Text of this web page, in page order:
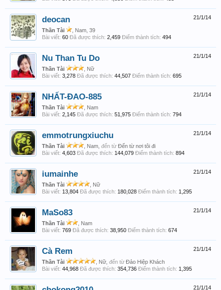
21/1/14
deocan
Thần Tài
, Nam, 39
Bài viết: 60 Đã được thích: 2,459 Điểm thành tích: 494
21/1/14
Nu Than Tu Do
Thần Tài
, Nữ
Bài viết: 3,278 Đã được thích: 44,507 Điểm thành tích: 695
21/1/14
NHẤT-ĐAO-885
Thần Tài
, Nam
Bài viết: 2,145 Đã được thích: 51,975 Điểm thành tích: 794
21/1/14
emmotrungxiuchu
Thần Tài , Nam, đến từ Đến từ nơi tôi đi
Bài viết: 4,603 Đã được thích: 144,079 Điểm thành tích: 894
21/1/14
iumainhe
Thần Tài
, Nữ
Bài viết: 13,804 Đã được thích: 180,028 Điểm thành tích: 1,295
21/1/14
MaSo83
Thần Tài
, Nam
Bài viết: 769 Đã được thích: 38,950 Điểm thành tích: 674
21/1/14
Cà Rem
Thần Tài , Nữ, đến từ Đảo Hiệp Khách
Bài viết: 44,968 Đã được thích: 354,736 Điểm thành tích: 1,395
21/1/14